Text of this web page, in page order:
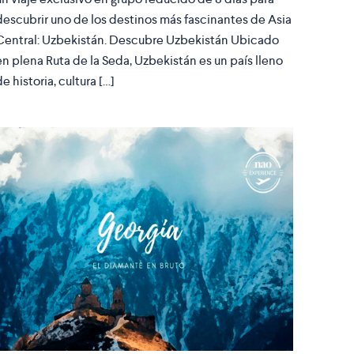
uno de los destinos más fascinantes de Asia
Uzbekistán. Descubre Uzbekistán Ubicado
plena Ruta de la Seda, Uzbekistán es un país lleno
historia, cultura […]